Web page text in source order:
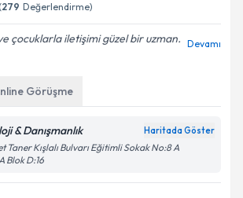
(279 Değerlendirme)
çocuklarla iletişimi güzel bir uzman. Devamı
Görüşme
& Danışmanlık Haritada Göster
Taner Kışlalı Bulvarı Eğitimli Sokak No:8 A
Blok D:16